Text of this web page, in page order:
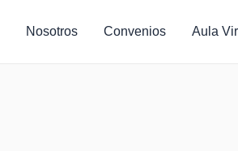
Nosotros Convenios Aula